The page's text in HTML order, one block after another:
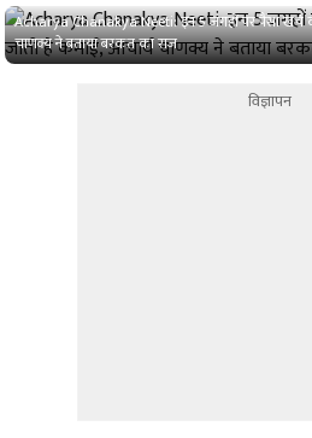
Acharya Chanakya Neeti: इन 5 जगहों पर पैसा खर्च
चाणक्य ने बताया बरकत का राज
विज्ञापन